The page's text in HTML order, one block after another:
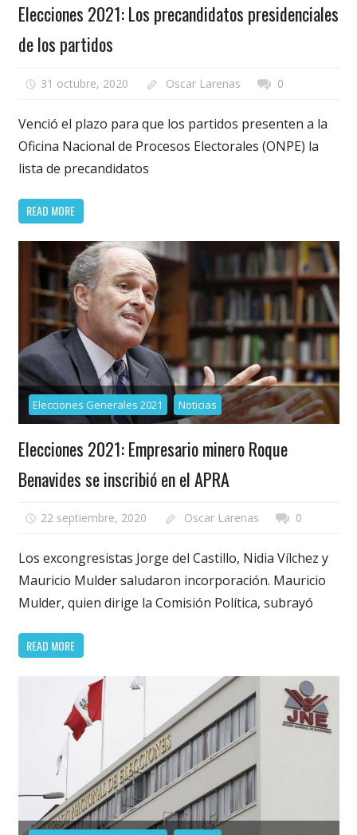
Elecciones 2021: Los precandidatos presidenciales
de los partidos
31 octubre, 2020 Oscar Larenas 0
Venció el plazo para que los partidos presenten a la
Oficina Nacional de Procesos Electorales (ONPE) la
lista de precandidatos
READ MORE
Elecciones Generales 2021 Noticias
Elecciones 2021: Empresario minero Roque
Benavides se inscribió en el APRA
22 septiembre, 2020 Oscar Larenas 0
Los excongresistas Jorge del Castillo, Nidia Vílchez y
Mauricio Mulder saludaron incorporación. Mauricio
Mulder, quien dirige la Comisión Política, subrayó
READ MORE